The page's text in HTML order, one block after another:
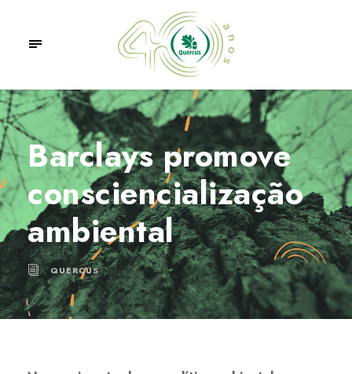
Barclays promove
consciencialização
ambiental
QUERCUS